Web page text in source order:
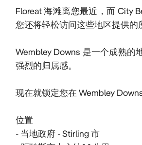
Floreat 海滩离您最近，而 City
您还将轻松访问这些地区提供的
Wembley Downs 是一个成熟
强烈的归属感。
现在就锁定您在 Wembley
位置
- 当地政府 - Stirling 市